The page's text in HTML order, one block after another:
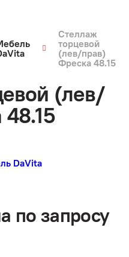
Стеллаж
торцевой
(лев/прав)
Фреска 48.15
(лев/
по запросу